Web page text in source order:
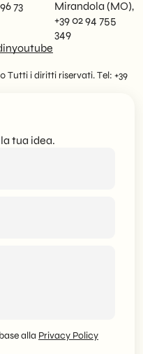
73
Mirandola (MO),
+39 02 94 755
349
youtube
Tutti i diritti riservati. Tel: +39
tua idea.
alla Privacy Policy